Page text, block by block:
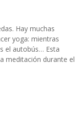
Hay muchas
yoga: mientras
el autobús… Esta
meditación durante el